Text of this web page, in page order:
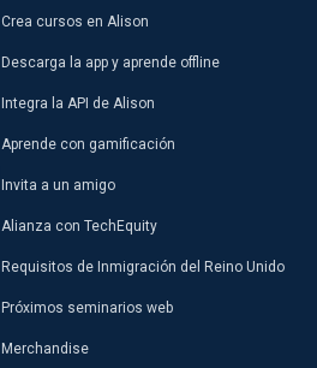
Crea cursos en Alison
Descarga la app y aprende offline
Integra la API de Alison
Aprende con gamificación
Invita a un amigo
Alianza con TechEquity
Requisitos de Inmigración del Reino Unido
Próximos seminarios web
Merchandise